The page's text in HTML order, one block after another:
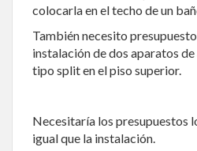
colocarla en el techo de un
También necesito
instalación de dos aparatos
tipo split en el piso superior.
Necesitaría los presupuestos
igual que la instalación.